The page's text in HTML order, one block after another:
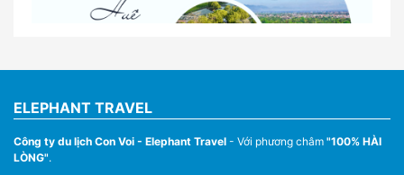
Sân Bay Phú Bài Đi Thánh Địa La Vang
ELEPHANT TRAVEL
Công ty du lịch Con Voi - Elephant Travel - Với phương châm "100% HÀI
LÒNG".